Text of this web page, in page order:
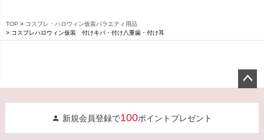
TOP
コスプレ・ハロウィン仮装バラエティ用品
コスプレハロウィン仮装 付けキバ・付け八重歯・付け耳
へ
新規会員登録で100ポイントプレゼント